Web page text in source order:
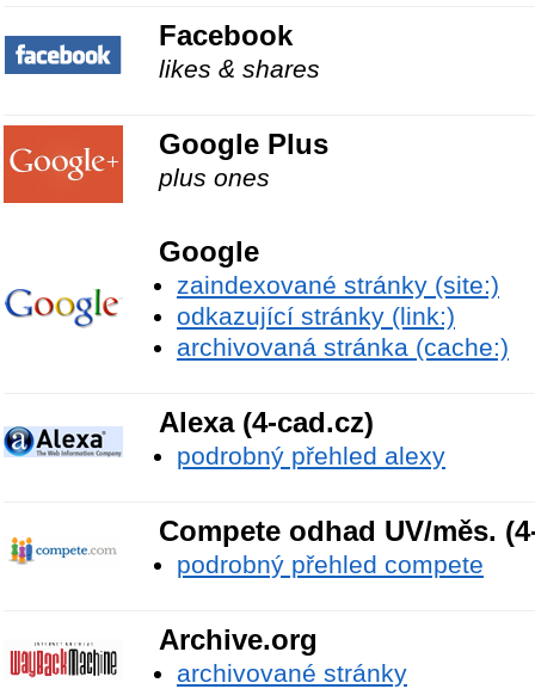
Facebook
likes & shares
Google Plus
plus ones
Google
zaindexované stránky (site:)
odkazující stránky (link:)
archivovaná stránka (cache:)
Alexa (4-cad.cz)
podrobný přehled alexy
Compete odhad UV/měs.
podrobný přehled compete
Archive.org
archivované stránky